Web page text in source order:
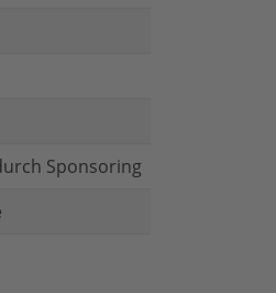
Sponsoring